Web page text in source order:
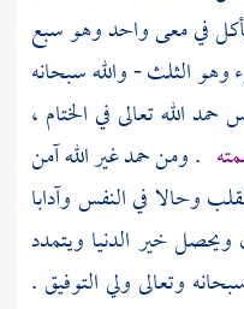
في معى واحد وهو سبع
الثلث - والله سبحانه
حمد الله تعالى في الختام ،
. ومن حمد غير الله آمن
وحالا في النفس وآدابا
خير الدنيا ويتمدد
وتعالى ولي التوفيق .